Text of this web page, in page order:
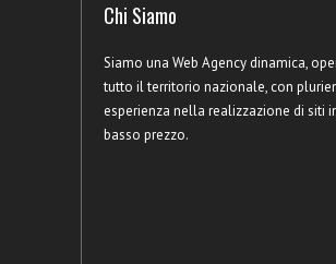
Chi Siamo
Siamo una Web Agency dinamica,
tutto il territorio nazionale, con
esperienza nella realizzazione di siti
basso prezzo.